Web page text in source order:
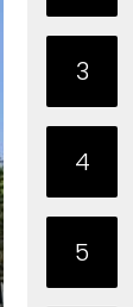
3
4
5